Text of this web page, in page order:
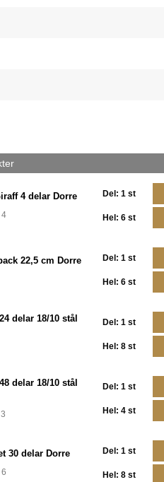
4 delar Dorre Del: 1 st
Hel: 6 st
22,5 cm Dorre Del: 1 st
Hel: 6 st
delar 18/10 stål
Del: 1 st
Hel: 8 st
delar 18/10 stål
Del: 1 st
Hel: 4 st
30 delar Dorre Del: 1 st
Hel: 8 st